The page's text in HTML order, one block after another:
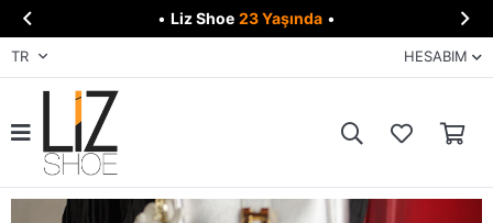
 • Liz Shoe 23 Yaşında • 
TR HESABIM